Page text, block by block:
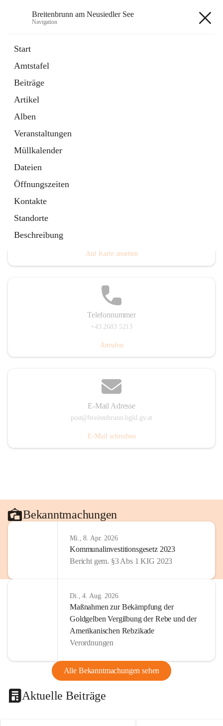
Breitenbrunn am Neusiedler See
Navigation
Start
Amtstafel
Beiträge
Artikel
Alben
Veranstaltungen
Müllkalender
Dateien
Öffnungszeiten
Kontakte
Standorte
Beschreibung
18 Schnellzugriffe
Gemeindeservice
Auf Karte ansehen
Telefonnummer
+43 2683 5213
Anrufen
E-Mail Adresse
post@breitenbrunn.bgld.gv.at
E-Mail schreiben
Bekanntmachungen
Mi., 8. Apr. 2026
Kommunalinvestitionsgesetz 2023
Bericht gem. §3 Abs 1 KIG 2023
Di., 4. Aug. 2026
Maßnahmen zur Bekämpfung der
Goldgelben Vergilbung der Rebe und der
Amerikanischen Rebzikade
Verordnungen
Alle Bekanntmachungen sehen
Aktuelle Beiträge